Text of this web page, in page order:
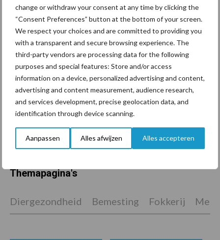
change or withdraw your consent at any time by clicking the
“Consent Preferences” button at the bottom of your screen.
We respect your choices and are committed to providing you
with a transparent and secure browsing experience. The
third-party vendors are processing data for the following
purposes and special features: Store and/or access
information on a device, personalized advertising and content,
advertising and content measurement, audience research,
and services development, precise geolocation data, and
identification through device scanning.
Aanpassen Alles afwijzen Alles accepteren
Drie Franse bedrijven over
de grens van 14.000
kilogram melk
Pöttinger introduceert
compacte dubbelrotor-
zwadhark in de hef
Themapagina's
Diergezondheid Bemesting Fokkerij